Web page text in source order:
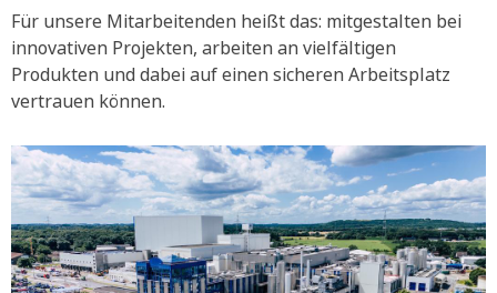
Für unsere Mitarbeitenden heißt das: mitgestalten bei
innovativen Projekten, arbeiten an vielfältigen
Produkten und dabei auf einen sicheren Arbeitsplatz
vertrauen können.